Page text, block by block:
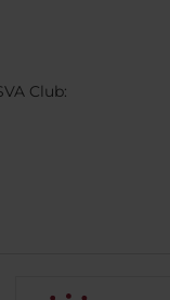
Club: